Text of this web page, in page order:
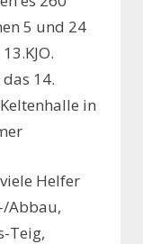
5 und 24
14.
in
Helfer
Abbau,
Teig,